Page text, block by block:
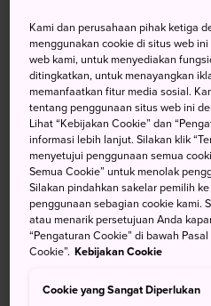
penyembuh di sini sangat
sedangkan lanskap daerah ini
menikmati alam sambil
Jangan Lewatkan
Mandi di beberapa
terkenal di Jepang
Kami dan perusahaan pihak ketiga
menggunakan cookie di situs web
web kami, untuk menyediakan
ditingkatkan, untuk menayangkan
memanfaatkan fitur media sosial.
tentang penggunaan situs web ini
Lihat “Kebijakan Cookie” dan
informasi lebih lanjut. Silakan klik
menyetujui penggunaan semua
Semua Cookie” untuk menolak
Silakan pindahkan sakelar pemilih
penggunaan sebagian cookie kami.
atau menarik persetujuan Anda
“Pengaturan Cookie” di bawah
Cookie”. Kebijakan Cookie
Cookie yang Sangat Diperlukan